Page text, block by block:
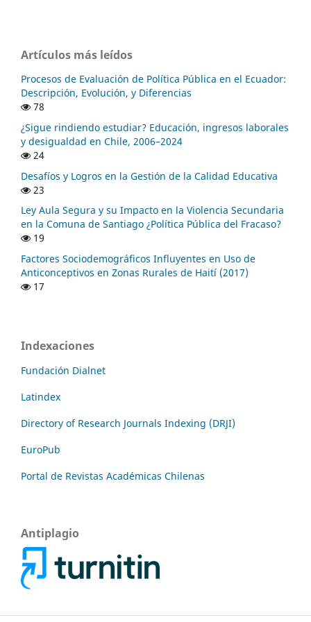
Artículos más leídos
Procesos de Evaluación de Política Pública en el Ecuador:
Descripción, Evolución, y Diferencias
78
¿Sigue rindiendo estudiar? Educación, ingresos laborales
y desigualdad en Chile, 2006–2024
24
Desafíos y Logros en la Gestión de la Calidad Educativa
23
Ley Aula Segura y su Impacto en la Violencia Secundaria
en la Comuna de Santiago ¿Política Pública del Fracaso?
19
Factores Sociodemográficos Influyentes en Uso de
Anticonceptivos en Zonas Rurales de Haití (2017)
17
Indexaciones
Fundación Dialnet
Latindex
Directory of Research Journals Indexing (DRJI)
EuroPub
Portal de Revistas Académicas Chilenas
Antiplagio